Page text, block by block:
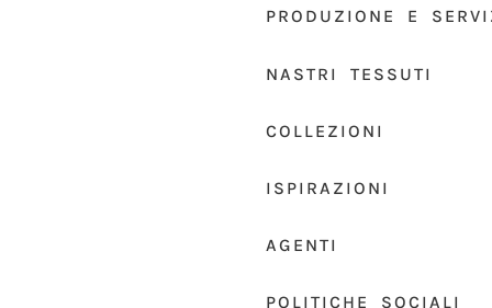
PRODUZIONE E
NASTRI TESSUTI
COLLEZIONI
ISPIRAZIONI
AGENTI
POLITICHE SOCIALI